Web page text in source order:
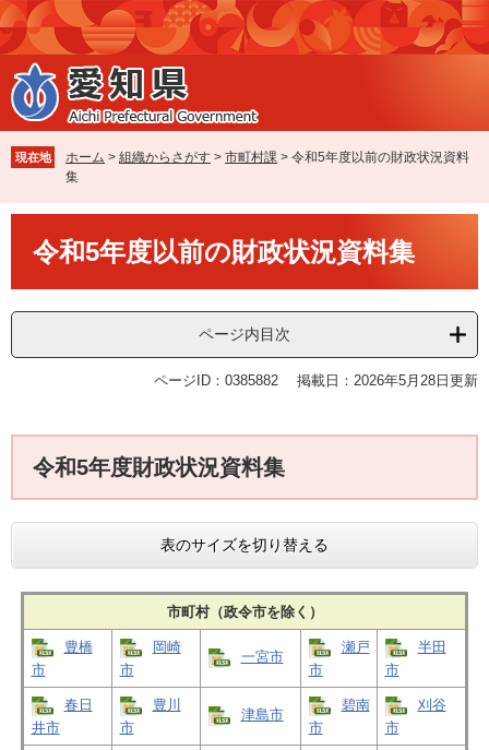
ペ
ー
ジ
の
先
で
す
メ
ニ
ュ
ー
を
ば
し
本
現在地 ホーム > 組織からさがす > 市町村課 > 令和5年度以前の財政状況資料
集
令和5年度以前の財政状況資料集
ページ内目次
ページID：0385882 掲載日：2026年5月28日更新
令和5年度財政状況資料集
表のサイズを切り替える
市町村（政令市を除く）
豊橋
市
岡崎
市
一宮市
瀬戸
市
半田
市
春日
井市
豊川
市
津島市
碧南
市
刈谷
市